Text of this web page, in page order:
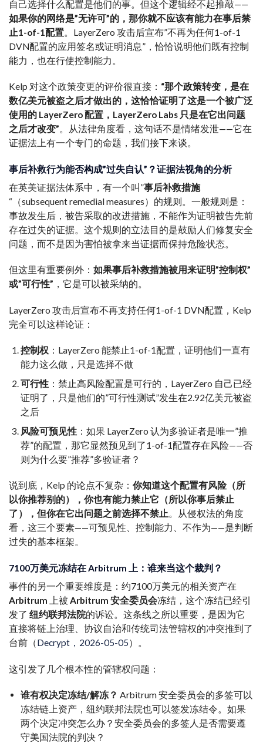
自己选择什么配置是他们的事。但这个逻辑经不起推敲——
如果你的网络是”无许可”的，那你就不应该有能力在事后禁
止1-of-1配置。LayerZero 攻击后宣布”不再为任何1-of-1
DVN配置的应用签名或证明消息”，恰恰说明他们既有控制
能力，也在行使控制能力。
Kelp 对这个政策变更的评价很直接： “那个政策转变，是在
数亿美元被盗之后才做出的，这恰恰证明了这是一个被广泛
使用的 LayerZero 配置，LayerZero Labs 只是在它出问题
之后才改变”。从法律角度看，这句话不是情绪发泄——它在
证据法上有一个专门的命题，我们接下来谈。
事后补救行为能否构成”过失自认”？证据法视角的分析
在英美证据法体系中，有一个叫”事后补救措施
“（subsequent remedial measures）的规则。一般规则是：
事故发生后，被告采取的改进措施，不能作为证明被告先前
存在过失的证据。这个规则的立法目的是鼓励人们修复安全
问题，而不是因为害怕被拿来当证据而保持危险状态。
但这里有重要例外： 如果事后补救措施被用来证明”控制权”
或”可行性” ，它是可以被采纳的。
LayerZero 攻击后宣布不再支持任何1-of-1 DVN配置，Kelp
完全可以这样论证：
控制权 ：LayerZero 能禁止1-of-1配置，证明他们一直有
能力这么做，只是选择不做
可行性 ：禁止高风险配置是可行的，LayerZero 自己已经
证明了，只是他们的”可行性测试”发生在2.92亿美元被盗
之后
风险可预见性 ：如果 LayerZero 认为多验证者是唯一”推
荐”的配置，那它显然预见到了1-of-1配置存在风险——否
则为什么要”推荐”多验证者？
说到底，Kelp 的论点不复杂： 你知道这个配置有风险（所
以你推荐别的），你也有能力禁止它（所以你事后禁止
了），但你在它出问题之前选择不禁止。从侵权法的角度
看，这三个要素——可预见性、控制能力、不作为——是判断
过失的基本框架。
7100万美元冻结在 Arbitrum 上：谁来当这个裁判？
事件的另一个重要维度是：约7100万美元的相关资产在
Arbitrum 上被 Arbitrum 安全委员会冻结，这个冻结已经引
发了 纽约联邦法院的诉讼。这条线之所以重要，是因为它
直接将链上治理、协议自治和传统司法管辖权的冲突推到了
台前（Decrypt，2026-05-05）。
这引发了几个根本性的管辖权问题：
谁有权决定冻结/解冻？ Arbitrum 安全委员会的多签可以
冻结链上资产，纽约联邦法院也可以签发冻结令。如果
两个决定冲突怎么办？安全委员会的多签人是否需要遵
守美国法院的判决？